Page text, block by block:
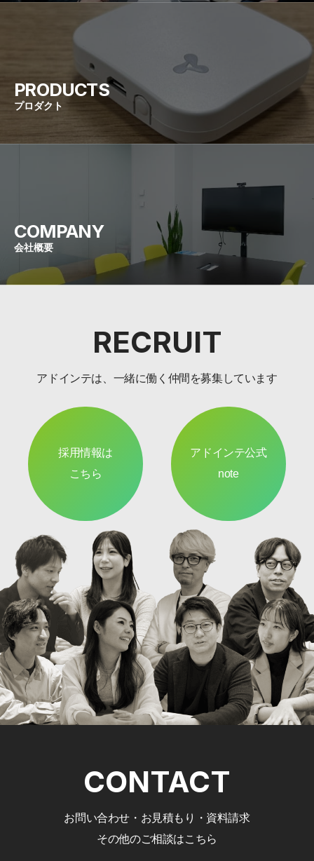
プロダクト
PRODUCTS
会社概要
COMPANY
RECRUIT
アドインテは、一緒に働く仲間を募集しています
採用情報は
こちら
アドインテ公式
note
CONTACT
お問い合わせ・お見積もり・資料請求
その他のご相談はこちら